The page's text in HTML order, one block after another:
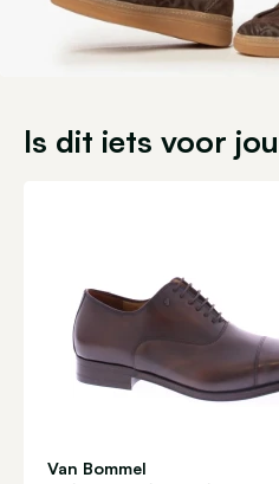
Is dit iets voor
Van Bommel